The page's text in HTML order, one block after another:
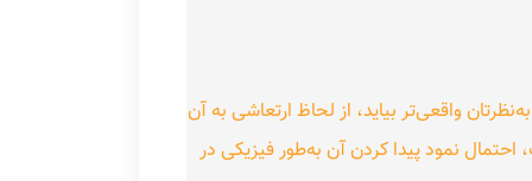
واقعی‌تر بیاید، از لحاظ ارتعاشی به آن
نمود پیدا کردن آن به‌طور فیزیکی در